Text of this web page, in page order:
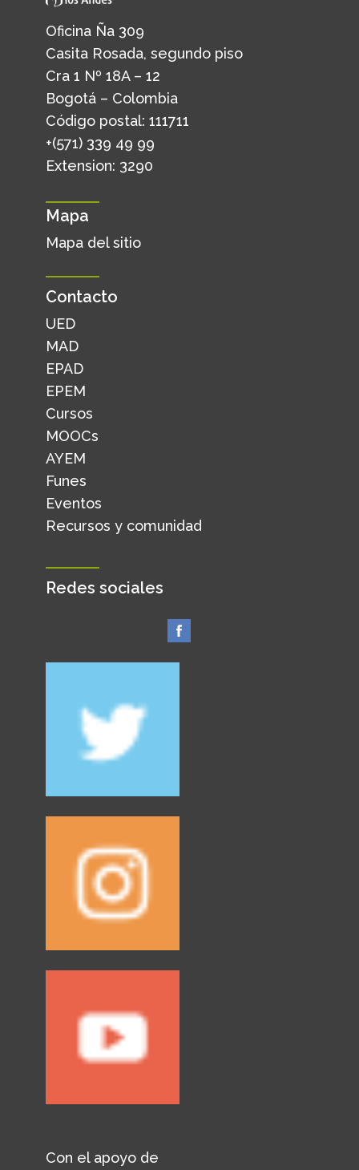
Oficina Ña 309
Casita Rosada, segundo piso
Cra 1 Nº 18A – 12
Bogotá – Colombia
Código postal: 111711
+(571) 339 49 99
Extension: 3290
Mapa
Mapa del sitio
Contacto
UED
MAD
EPAD
EPEM
Cursos
MOOCs
AYEM
Funes
Eventos
Recursos y comunidad
Redes sociales
Con el apoyo de